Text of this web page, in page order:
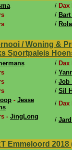
/
/
/
/ Woning &
Sportpaleis
/
/
/ Job
/ Sil
- Jesse
/
- JingLong
/
Emmeloord